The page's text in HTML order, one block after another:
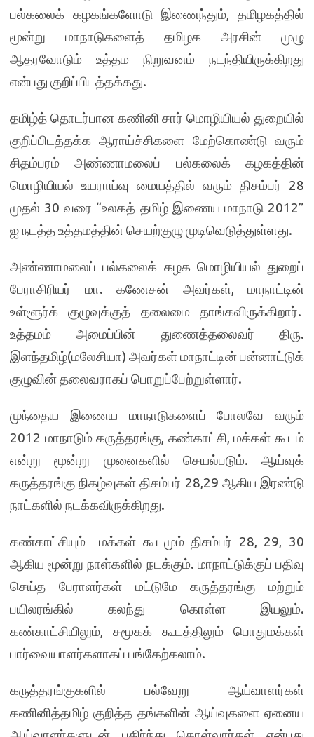
பல்கலைக் கழகங்களோடு இணைந்தும், தமிழகத்தில்
மூன்று மாநாடுகளைத் தமிழக அரசின் முழு
ஆதரவோடும் உத்தம நிறுவனம் நடந்தியிருக்கிறது
என்பது குறிப்பிடத்தக்கது.
தமிழ்த் தொடர்பான கணினி சார் மொழியியல் துறையில்
குறிப்பிடத்தக்க ஆராய்ச்சிகளை மேற்கொண்டு வரும்
சிதம்பரம் அண்ணாமலைப் பல்கலைக் கழகத்தின்
மொழியியல் உயராய்வு மையத்தில் வரும் திசம்பர் 28
முதல் 30 வரை “உலகத் தமிழ் இணைய மாநாடு 2012”
ஐ நடத்த உத்தமத்தின் செயற்குழு முடிவெடுத்துள்ளது.
அண்ணாமலைப் பல்கலைக் கழக மொழியியல் துறைப்
பேராசிரியர் மா. கணேசன் அவர்கள், மாநாட்டின்
உள்ளூர்க் குழுவுக்குத் தலைமை தாங்கவிருக்கிறார்.
உத்தமம் அமைப்பின் துணைத்தலைவர் திரு.
இளந்தமிழ்(மலேசியா) அவர்கள் மாநாட்டின் பன்னாட்டுக்
குழுவின் தலைவராகப் பொறுப்பேற்றுள்ளார்.
முந்தைய இணைய மாநாடுகளைப் போலவே வரும்
2012 மாநாடும் கருத்தரங்கு, கண்காட்சி, மக்கள் கூடம்
என்று மூன்று முனைகளில் செயல்படும். ஆய்வுக்
கருத்தரங்கு நிகழ்வுகள் திசம்பர் 28,29 ஆகிய இரண்டு
நாட்களில் நடக்கவிருக்கிறது.
கண்காட்சியும் மக்கள் கூடமும் திசம்பர் 28, 29, 30
ஆகிய மூன்று நாள்களில் நடக்கும். மாநாட்டுக்குப் பதிவு
செய்த பேராளர்கள் மட்டுமே கருத்தரங்கு மற்றும்
பயிலரங்கில் கலந்து கொள்ள இயலும்.
கண்காட்சியிலும், சமூகக் கூடத்திலும் பொதுமக்கள்
பார்வையாளர்களாகப் பங்கேற்கலாம்.
கருத்தரங்குகளில் பல்வேறு ஆய்வாளர்கள்
கணினித்தமிழ் குறித்த தங்களின் ஆய்வுகளை ஏனைய